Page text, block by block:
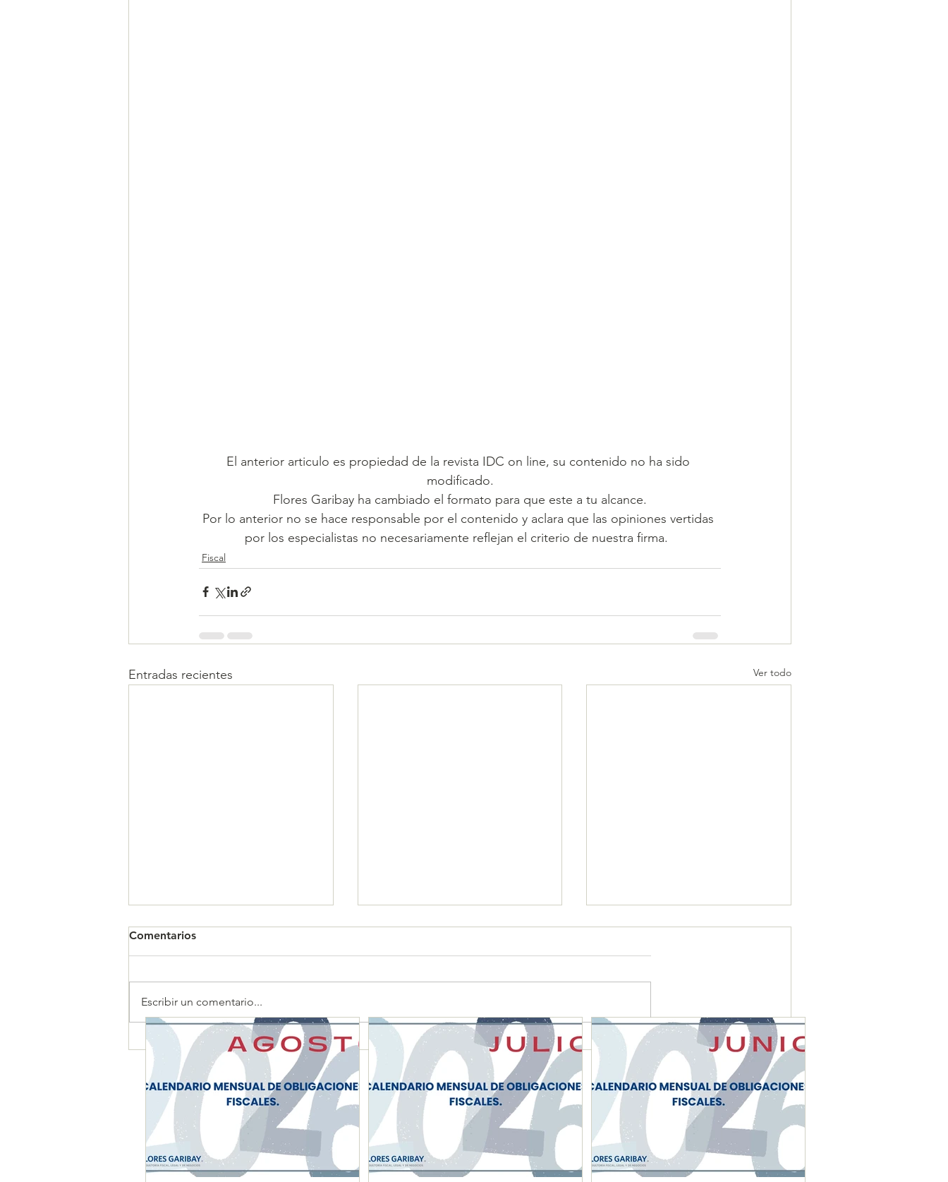
El anterior articulo es propiedad de la revista IDC on line, su contenido no ha sido
modificado.
Flores Garibay ha cambiado el formato para que este a tu alcance.
Por lo anterior no se hace responsable por el contenido y aclara que las opiniones vertidas
por los especialistas no necesariamente reflejan el criterio de nuestra firma.
Fiscal
Entradas recientes Ver todo
CALENDARIO MENSUAL DE
OBLIGACIONES FISCALES
"AGOSTO 2026"
CALENDARIO MENSUAL DE
OBLIGACIONES FISCALES
"JULIO 2026"
CALENDARIO MENSUAL DE
OBLIGACIONES FISCALES
"JUNIO 2026"
Comentarios
Escribir un comentario...